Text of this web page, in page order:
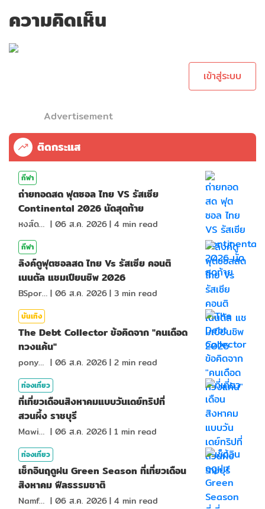
ความคิดเห็นกรุณาเข้าสู่ระบบ
เข้าสู่ระบบ
Advertisement
ติดกระแส
กีฬา
ถ่ายทอดสด ฟุตซอล ไทย VS รัสเซีย
Continental 2026 นัดสุดท้าย
หงส์ดรุณ | 06 ส.ค. 2026| 4 min read
กีฬา
ลิงค์ดูฟุตซอลสด ไทย Vs รัสเซีย คอนติ
เนนตัล แชมเปียนชิพ 2026
BSports8 | 06 ส.ค. 2026| 3 min read
บันเทิง
The Debt Collector ข้อคิดจาก "คนเดือด
ทวงแค้น"
ponydiary | 06 ส.ค. 2026| 2 min read
ท่องเที่ยว
ที่เที่ยวเดือนสิงหาคมแบบวันเดย์ทริปที่
สวนผึ้ง ราชบุรี
MawinMatravel | 06 ส.ค. 2026| 1 min read
ท่องเที่ยว
เช็กอินฤดูฝน Green Season ที่เที่ยวเดือน
สิงหาคม ฟีลธรรมชาติ
NamfahPhupha | 06 ส.ค. 2026| 4 min read